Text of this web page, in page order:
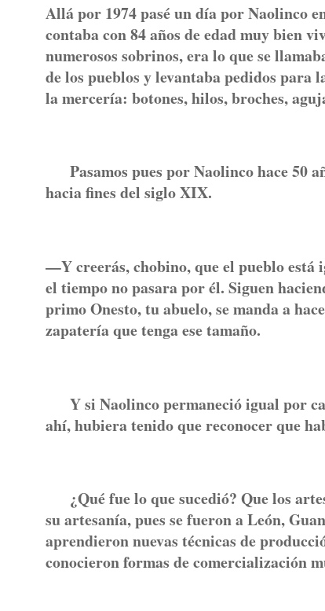
Allá por 1974 pasé un día por Naolinco
contaba con 84 años de edad muy bien
numerosos sobrinos, era lo que se
de los pueblos y levantaba pedidos para
la mercería: botones, hilos, broches,
Pasamos pues por Naolinco hace 50
hacia fines del siglo XIX.
—Y creerás, chobino, que el pueblo
el tiempo no pasara por él. Siguen
primo Onesto, tu abuelo, se manda a
zapatería que tenga ese tamaño.
Y si Naolinco permaneció igual por
ahí, hubiera tenido que reconocer que
¿Qué fue lo que sucedió? Que los
su artesanía, pues se fueron a León,
aprendieron nuevas técnicas de
conocieron formas de comercialización